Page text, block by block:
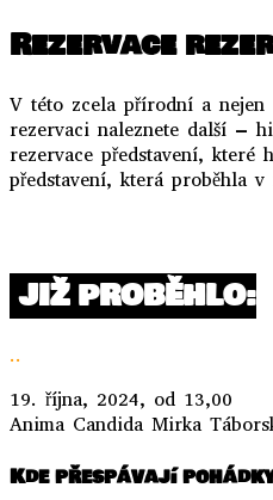
Rezervace
V této zcela přírodní a nejen
rezervaci naleznete další –
rezervace představení, které
představení, která proběhla
JIŽ PROBĚHLO:
..
19. října, 2024, od 13,00
Anima Candida Mirka
Kde přespávají